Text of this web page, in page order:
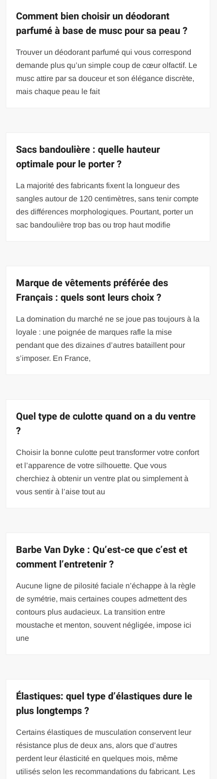
Comment bien choisir un déodorant
parfumé à base de musc pour sa peau ?
Trouver un déodorant parfumé qui vous correspond
demande plus qu’un simple coup de cœur olfactif. Le
musc attire par sa douceur et son élégance discrète,
mais chaque peau le fait
Sacs bandoulière : quelle hauteur
optimale pour le porter ?
La majorité des fabricants fixent la longueur des
sangles autour de 120 centimètres, sans tenir compte
des différences morphologiques. Pourtant, porter un
sac bandoulière trop bas ou trop haut modifie
Marque de vêtements préférée des
Français : quels sont leurs choix ?
La domination du marché ne se joue pas toujours à la
loyale : une poignée de marques rafle la mise
pendant que des dizaines d’autres bataillent pour
s’imposer. En France,
Quel type de culotte quand on a du ventre
?
Choisir la bonne culotte peut transformer votre confort
et l’apparence de votre silhouette. Que vous
cherchiez à obtenir un ventre plat ou simplement à
vous sentir à l’aise tout au
Barbe Van Dyke : Qu’est-ce que c’est et
comment l’entretenir ?
Aucune ligne de pilosité faciale n’échappe à la règle
de symétrie, mais certaines coupes admettent des
contours plus audacieux. La transition entre
moustache et menton, souvent négligée, impose ici
une
Élastiques: quel type d’élastiques dure le
plus longtemps ?
Certains élastiques de musculation conservent leur
résistance plus de deux ans, alors que d’autres
perdent leur élasticité en quelques mois, même
utilisés selon les recommandations du fabricant. Les